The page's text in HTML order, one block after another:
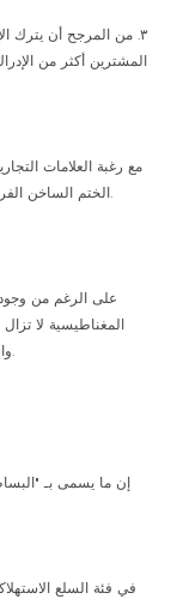
٣. من المرجح أن يترك
المشترين أكثر من
الختم الساخن الفردي في الماضي إلى مجموعات أكثر ثلاثية الأبعاد وأكثر دقة.
المغناطيسية لا
والعناية بالبشرة والكحول والمجوهرات وغيرها من المجالات.